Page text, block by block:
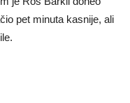
pet minuta kasnije, ali